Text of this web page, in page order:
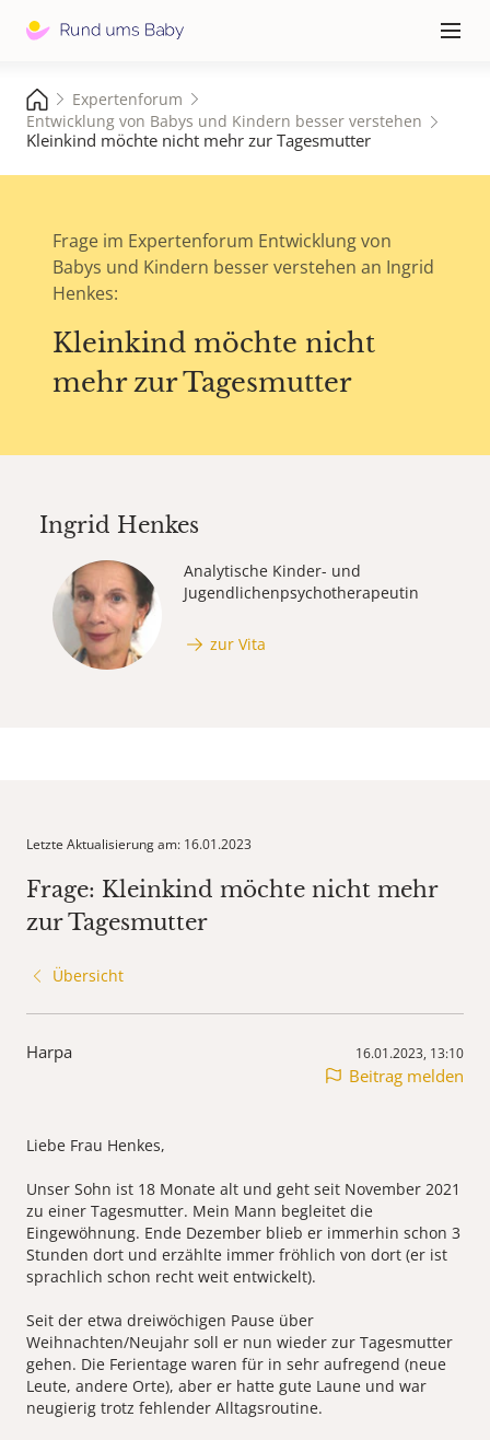
≡
Expertenforum
Entwicklung von Babys und Kindern besser verstehen
Kleinkind möchte nicht mehr zur Tagesmutter
Frage im Expertenforum Entwicklung von
Babys und Kindern besser verstehen an Ingrid
Henkes:
Kleinkind möchte nicht
mehr zur Tagesmutter
Ingrid Henkes
Analytische Kinder- und
Jugendlichen­psycho­therapeutin
zur Vita
Letzte Aktualisierung am: 16.01.2023
Frage: Kleinkind möchte nicht mehr
zur Tagesmutter
Übersicht
Harpa 16.01.2023, 13:10
Beitrag melden
Liebe Frau Henkes,
Unser Sohn ist 18 Monate alt und geht seit November 2021
zu einer Tagesmutter. Mein Mann begleitet die
Eingewöhnung. Ende Dezember blieb er immerhin schon 3
Stunden dort und erzählte immer fröhlich von dort (er ist
sprachlich schon recht weit entwickelt).
Seit der etwa dreiwöchigen Pause über
Weihnachten/Neujahr soll er nun wieder zur Tagesmutter
gehen. Die Ferientage waren für in sehr aufregend (neue
Leute, andere Orte), aber er hatte gute Laune und war
neugierig trotz fehlender Alltagsroutine.